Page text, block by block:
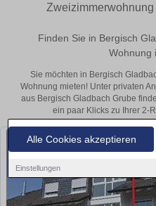
Alle Cookies akzeptieren
Einstellungen
Finden Sie in Bergisch
Wohnung
Sie möchten in Bergisch
Wohnung mieten! Unter privaten
aus Bergisch Gladbach Grube
ein paar Klicks zu Ihrer 2-